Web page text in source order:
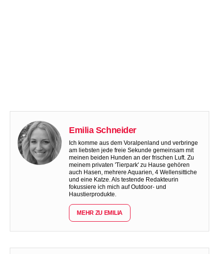
Emilia Schneider
Ich komme aus dem Voralpenland und verbringe
am liebsten jede freie Sekunde gemeinsam mit
meinen beiden Hunden an der frischen Luft. Zu
meinem privaten 'Tierpark' zu Hause gehören
auch Hasen, mehrere Aquarien, 4 Wellensittiche
und eine Katze. Als testende Redakteurin
fokussiere ich mich auf Outdoor- und
Haustierprodukte.
MEHR ZU EMILIA